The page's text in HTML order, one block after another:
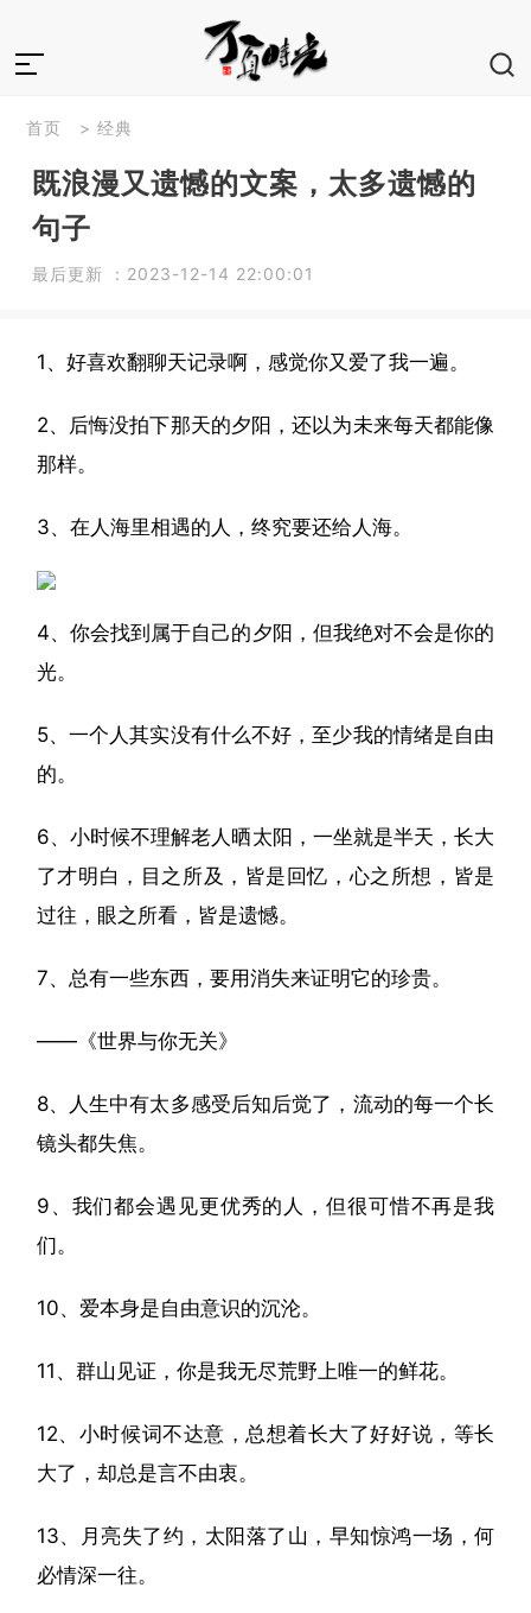
首页 > 经典
既浪漫又遗憾的文案，太多遗憾的
句子
最后更新 ：2023-12-14 22:00:01
1、好喜欢翻聊天记录啊，感觉你又爱了我一遍。
2、后悔没拍下那天的夕阳，还以为未来每天都能像
那样。
3、在人海里相遇的人，终究要还给人海。
4、你会找到属于自己的夕阳，但我绝对不会是你的
光。
5、一个人其实没有什么不好，至少我的情绪是自由
的。
6、小时候不理解老人晒太阳，一坐就是半天，长大
了才明白，目之所及，皆是回忆，心之所想，皆是
过往，眼之所看，皆是遗憾。
7、总有一些东西，要用消失来证明它的珍贵。
——《世界与你无关》
8、人生中有太多感受后知后觉了，流动的每一个长
镜头都失焦。
9、我们都会遇见更优秀的人，但很可惜不再是我
们。
10、爱本身是自由意识的沉沦。
11、群山见证，你是我无尽荒野上唯一的鲜花。
12、小时候词不达意，总想着长大了好好说，等长
大了，却总是言不由衷。
13、月亮失了约，太阳落了山，早知惊鸿一场，何
必情深一往。